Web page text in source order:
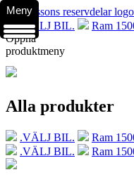
.VÄLJ BIL. Ram
Öppna
produktmeny
Alla produkter
.VÄLJ BIL. Ram
.VÄLJ BIL.
Ram
Meny